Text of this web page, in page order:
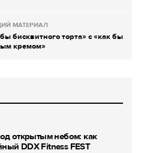
МАТЕРИАЛ
бисквитного торта» с «как бы
кремом»
открытым небом: как
DDX Fitness FEST